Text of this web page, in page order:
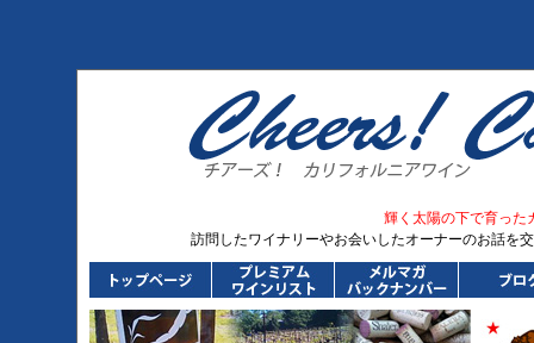
輝く太陽の下で育った
訪問したワイナリーやお会いしたオーナーのお話を